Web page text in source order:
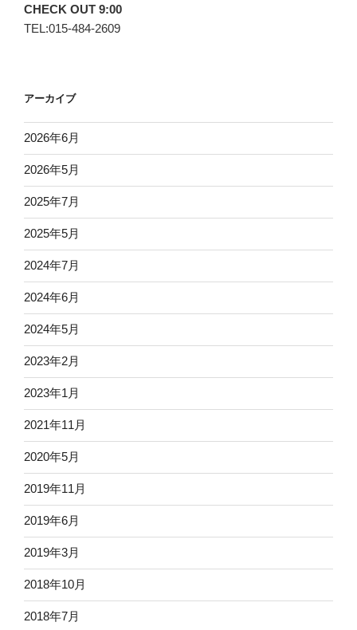
CHECK OUT 9:00
TEL:015-484-2609
アーカイブ
2026年6月
2026年5月
2025年7月
2025年5月
2024年7月
2024年6月
2024年5月
2023年2月
2023年1月
2021年11月
2020年5月
2019年11月
2019年6月
2019年3月
2018年10月
2018年7月